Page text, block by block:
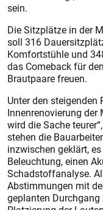
sein.
Die Sitzplätze in der
soll 316
Komfortstühle und
das Comeback für
Brautpaare freuen.
Unter den
Innenrenovierung
wird die Sache
stehen die
inzwischen geklärt,
Beleuchtung, einen
Schadstoffanalyse.
Abstimmungen mit
geplanten